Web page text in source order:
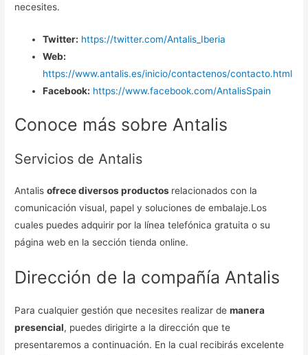
necesites.
Twitter: https://twitter.com/Antalis_Iberia
Web:
https://www.antalis.es/inicio/contactenos/contacto.html
Facebook: https://www.facebook.com/AntalisSpain
Conoce más sobre Antalis
Servicios de Antalis
Antalisofrece diversos productos relacionados con la
comunicación visual, papel y soluciones de embalaje.Los
cuales puedes adquirir por la línea telefónica gratuita o su
página web en la sección tienda online.
Dirección de la compañía Antalis
Para cualquier gestión que necesites realizar demanera
presencial, puedes dirigirte a la dirección que te
presentaremos a continuación. En la cual recibirás excelente